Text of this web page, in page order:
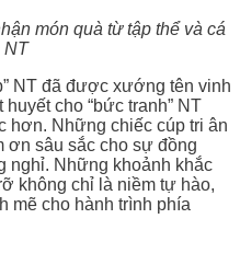
món quà từ tập thể và cá
NT
NT đã được xướng tên vinh
cho “bức tranh” NT
hơn. Những chiếc cúp tri ân
ơn sâu sắc cho sự đồng
nghỉ. Những khoảnh khắc
không chỉ là niềm tự hào,
mẽ cho hành trình phía